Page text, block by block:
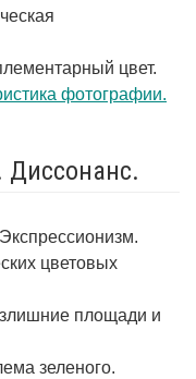
цвет.
фотографии.
Диссонанс.
цветовых
площади и
зеленого.